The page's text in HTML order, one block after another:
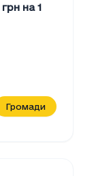
грн на 1
Громади